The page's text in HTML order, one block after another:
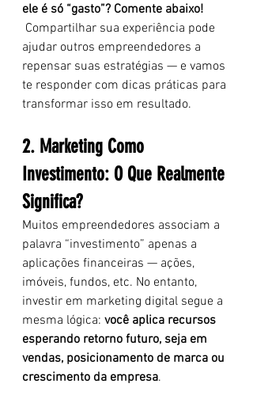
ele é só “gasto”? Comente abaixo!
ajudar outros empreendedores a
repensar suas estratégias — e vamos
te responder com dicas práticas para
transformar isso em resultado.
2. Marketing Como
Investimento: O Que Realmente
Significa?
Muitos empreendedores associam a
palavra “investimento” apenas a
aplicações financeiras — ações,
imóveis, fundos, etc. No entanto,
investir em marketing digital segue a
mesma lógica: você aplica recursos
esperando retorno futuro, seja em
vendas, posicionamento de marca ou
crescimento da empresa.